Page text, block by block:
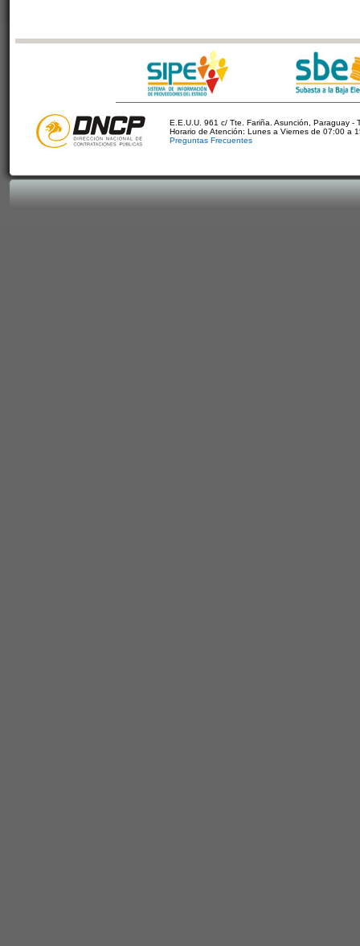
E.E.U.U. 961 c/ Tte. Fariña. Asunción, Paraguay -
Horario de Atención: Lunes a Viernes de 07:00 a
Preguntas Frecuentes